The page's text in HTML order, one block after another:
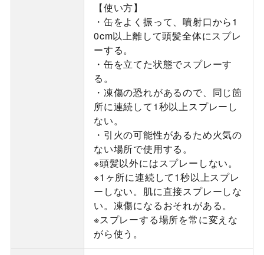
【使い方】
・缶をよく振って、噴射口から1
0cm以上離して頭髪全体にスプレ
ーする。
・缶を立てた状態でスプレーす
る。
・凍傷の恐れがあるので、同じ箇
所に連続して1秒以上スプレーし
ない。
・引火の可能性があるため火気の
ない場所で使用する。
※頭髪以外にはスプレーしない。
※1ヶ所に連続して1秒以上スプレ
ーしない。肌に直接スプレーしな
い。凍傷になるおそれがある。
※スプレーする場所を常に変えな
がら使う。